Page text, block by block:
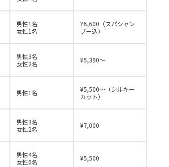
男性1名
女性1名
¥6,600（スパシャン
プー込）
男性3名
女性2名
¥5,390～
男性1名
¥5,500～（シルキー
カット）
男性3名
女性2名
¥7,000
男性4名
女性6名
¥5,500